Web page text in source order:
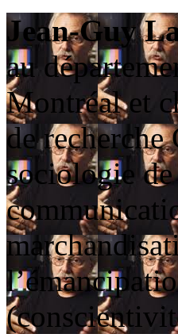
Jean-Guy
au
Montréal et
de recherche
sociologie